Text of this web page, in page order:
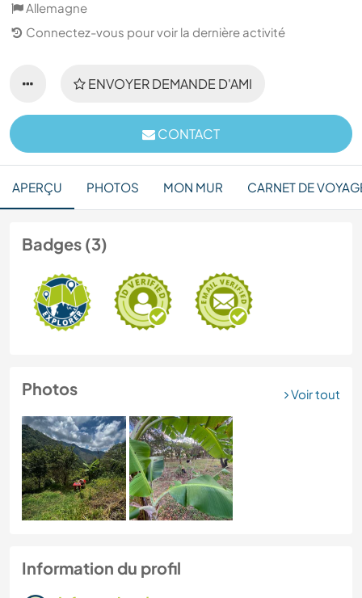
Allemagne
Connectez-vous pour voir la dernière activité
ENVOYER DEMANDE D'AMI
CONTACT
APERÇU PHOTOS MON MUR CARNET DE
Badges (3)
Photos Voir tout
Information du profil